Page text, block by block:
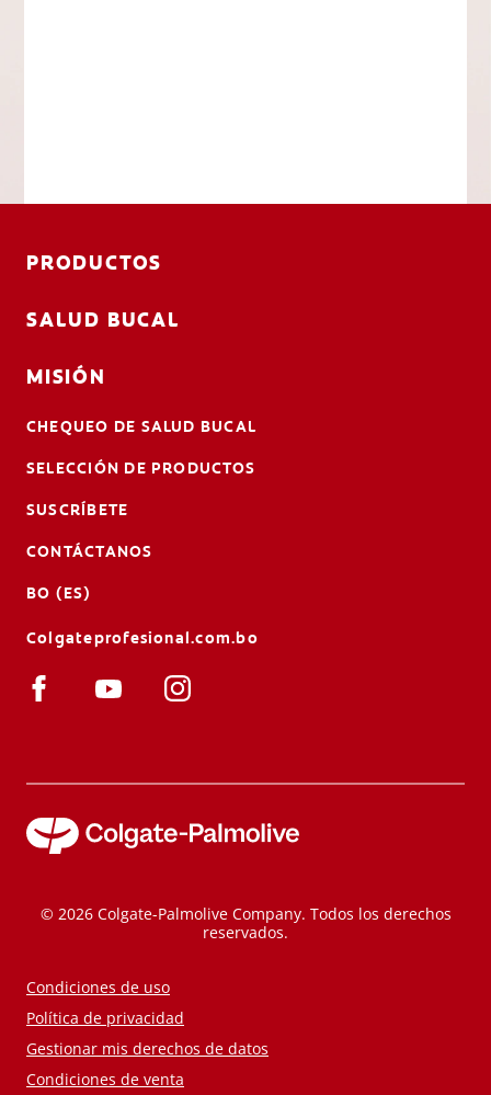
PRODUCTOS
SALUD BUCAL
MISIÓN
CHEQUEO DE SALUD BUCAL
SELECCIÓN DE PRODUCTOS
SUSCRÍBETE
CONTÁCTANOS
BO (ES)
Colgateprofesional.com.bo
© 2026 Colgate-Palmolive Company. Todos los derechos
reservados.
Condiciones de uso
Política de privacidad
Gestionar mis derechos de datos
Condiciones de venta